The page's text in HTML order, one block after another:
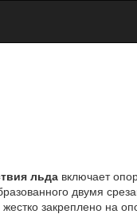
льдавключает
двумя
закреплено на